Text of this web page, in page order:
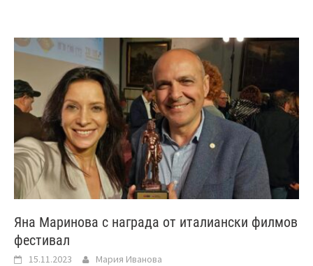
Яна Маринова с награда от италиански филмов
фестивал
15.11.2023 Мария Иванова